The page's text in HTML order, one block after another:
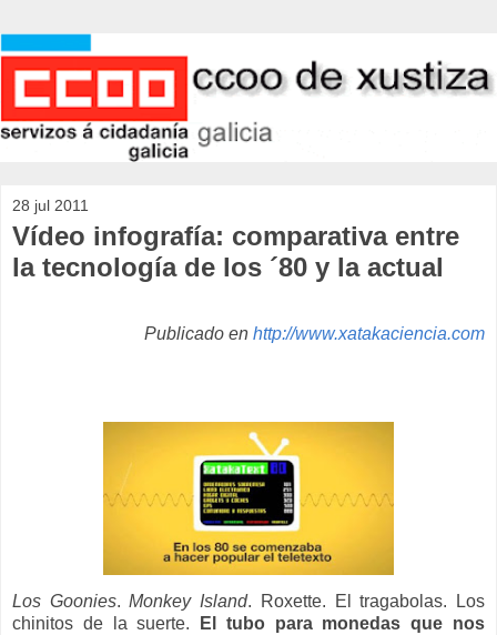
28 jul 2011
Vídeo infografía: comparativa entre
la tecnología de los ´80 y la actual
Publicado en http://www.xatakaciencia.com
Los Goonies.Monkey Island. Roxette. El tragabolas. Los
chinitos de la suerte.
El tubo para monedas que nos